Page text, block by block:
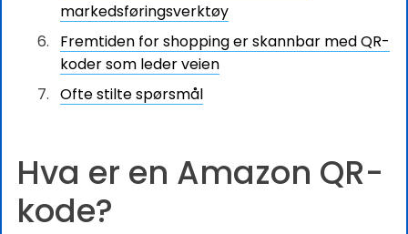
markedsføringsverktøy
Fremtiden for shopping er skannbar med QR-
koder som leder veien
Ofte stilte spørsmål
Hva er en Amazon QR-
kode?